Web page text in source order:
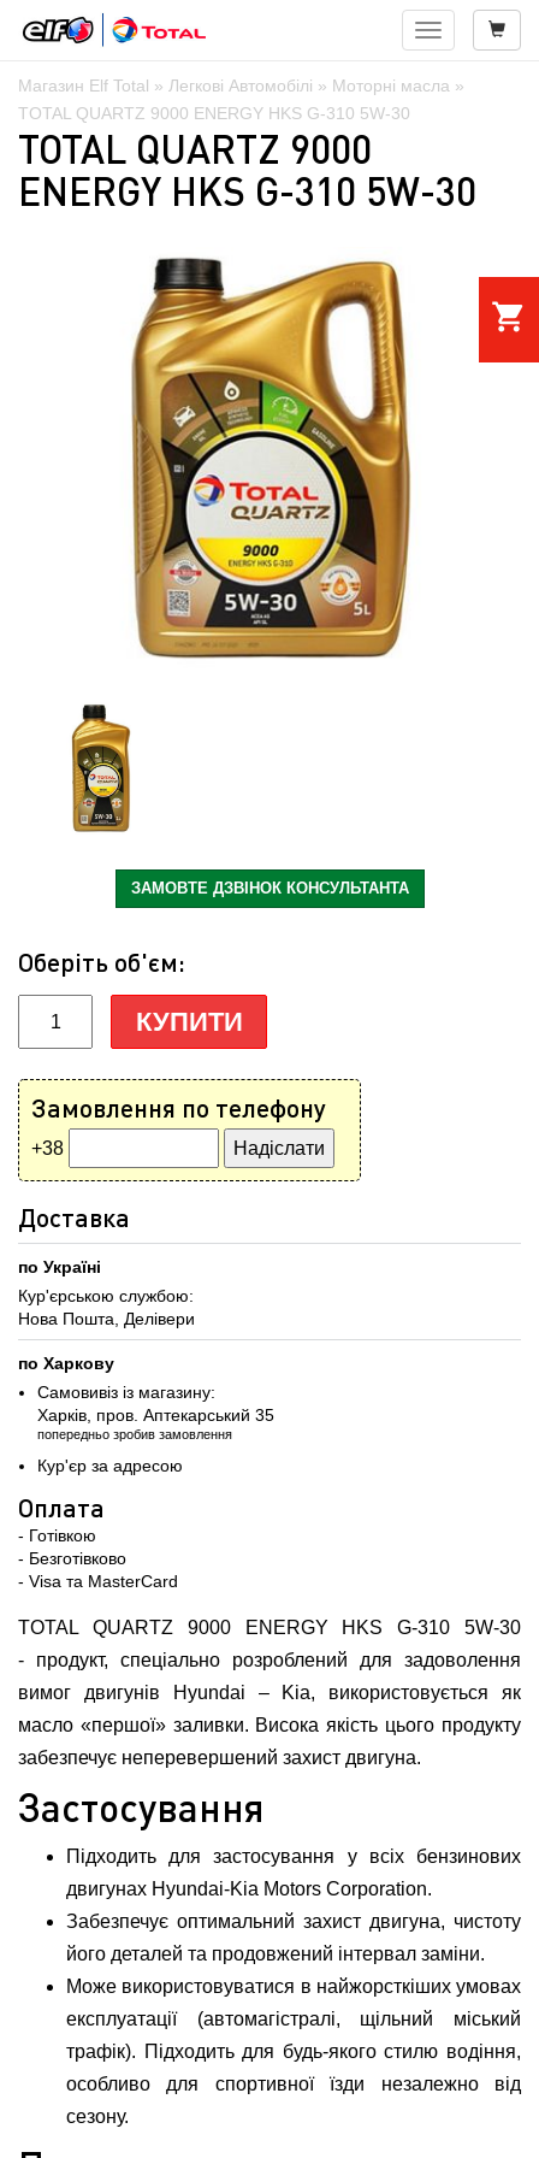
Магазин Elf Total » Легкові Автомобілі » Моторні масла »
TOTAL QUARTZ 9000 ENERGY HKS G-310 5W-30
TOTAL QUARTZ 9000
ENERGY HKS G-310 5W-30
ЗАМОВТЕ ДЗВІНОК КОНСУЛЬТАНТА
Оберіть об'єм:
КУПИТИ
Замовлення по телефону
+38
Доставка
по Україні
Кур'єрською службою:
Нова Пошта, Делівери
по Харкову
Самовивіз із магазину:
Харків, пров. Аптекарський 35
попередньо зробив замовлення
Кур'єр за адресою
Оплата
- Готівкою
- Безготівково
- Visa та MasterCard
TOTAL QUARTZ 9000 ENERGY HKS G-310 5W-30
- продукт, спеціально розроблений для задоволення
вимог двигунів Hyundai – Kia, використовується як
масло «першої» заливки. Висока якість цього продукту
забезпечує неперевершений захист двигуна.
Застосування
Підходить для застосування у всіх бензинових
двигунах Hyundai-Kia Motors Corporation.
Забезпечує оптимальний захист двигуна, чистоту
його деталей та продовжений інтервал заміни.
Може використовуватися в найжорсткіших умовах
експлуатації (автомагістралі, щільний міський
трафік). Підходить для будь-якого стилю водіння,
особливо для спортивної їзди незалежно від
сезону.
Навигация
shopping_cart